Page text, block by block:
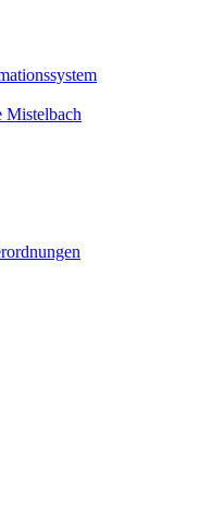
Mistelbach